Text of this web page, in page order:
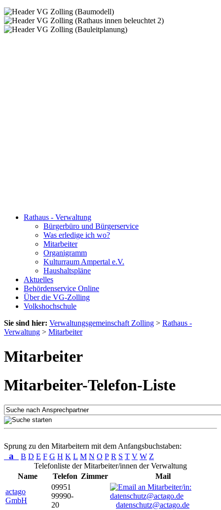
Rathaus - Verwaltung
Bürgerbüro und Bürgerservice
Was erledige ich wo?
Mitarbeiter
Organigramm
Kulturraum Ampertal e.V.
Haushaltspläne
Aktuelles
Behördenservice Online
Über die VG-Zolling
Volkshochschule
Sie sind hier: Verwaltungsgemeinschaft Zolling > Rathaus -
Verwaltung > Mitarbeiter
Mitarbeiter
Mitarbeiter-Telefon-Liste
Sprung zu den Mitarbeitern mit dem Anfangsbuchstaben:
a B D E F G H K L M N O P R S T V W Z
Telefonliste der Mitarbeiter/innen der Verwaltung
Name
Telefon Zimmer
Mail
actago
GmbH
09951
99990-
20
datenschutz@actago.de